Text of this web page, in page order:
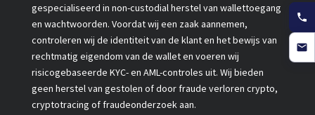
gespecialiseerd in non-custodial herstel van wallettoegang
en wachtwoorden. Voordat wij een zaak aannemen,
controleren wij de identiteit van de klant en het bewijs van
rechtmatig eigendom van de wallet en voeren wij
risicogebaseerde KYC- en AML-controles uit. Wij bieden
geen herstel van gestolen of door fraude verloren crypto,
cryptotracing of fraudeonderzoek aan.